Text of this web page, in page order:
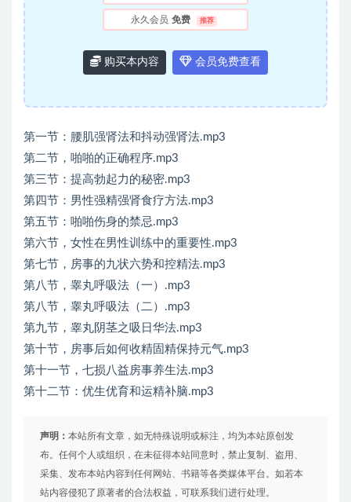
永久会员 免费 推荐
购买本内容 会员免费查看
第一节：腰肌强肾法和抖动强肾法.mp3
第二节，啪啪的正确程序.mp3
第三节：提高勃起力的秘密.mp3
第四节：男性强精强肾食疗方法.mp3
第五节：啪啪伤身的禁忌.mp3
第六节，女性在男性训练中的重要性.mp3
第七节，房事的九状六势和控精法.mp3
第八节，睾丸呼吸法（一）.mp3
第八节，睾丸呼吸法（二）.mp3
第九节，睾丸阴茎之吸日华法.mp3
第十节，房事后如何收精固精保持元气.mp3
第十一节，七损八益房事养生法.mp3
第十二节：优生优育和运精补脑.mp3
声明： 本站所有文章，如无特殊说明或标注，均为本站原创发
布。任何个人或组织，在未征得本站同意时，禁止复制、盗用、
采集、发布本站内容到任何网站、书籍等各类媒体平台。如若本
站内容侵犯了原著者的合法权益，可联系我们进行处理。